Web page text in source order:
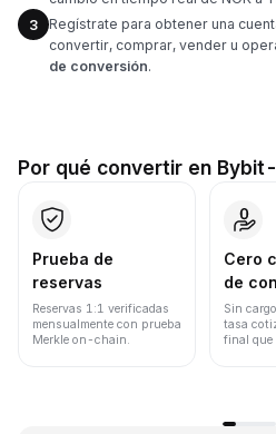
3
Regístrate para obtener una
convertir, comprar, vender u
de conversión.
Por qué convertir en
Prueba de
reservas
Reservas 1:1 verificadas
mensualmente con prueba
Merkle on-chain.
Cero
de
Sin
tasa
final que